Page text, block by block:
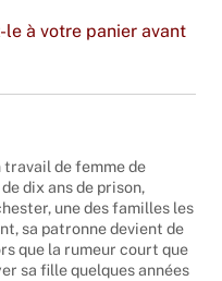
le à votre panier avant
travail de femme de
dix ans de prison,
une des familles les
sa patronne devient de
que la rumeur court que
sa fille quelques années